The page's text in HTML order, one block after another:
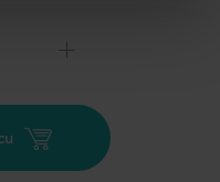
vlasišta.